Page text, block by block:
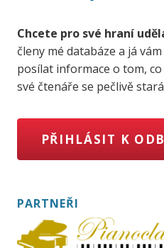
Chcete pro své hraní
členy mé databáze a já
posílat informace o tom,
své čtenáře se pečlivě
PŘIHLÁSIT K
PARTNEŘI